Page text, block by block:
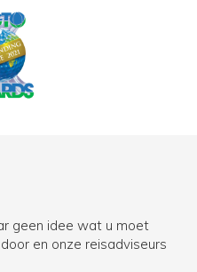
geen idee wat u moet
en onze reisadviseurs